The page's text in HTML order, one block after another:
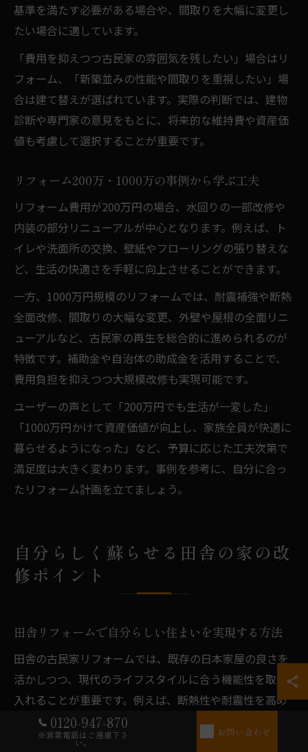
基準を満たす必要がある場合や、間取りを大幅に変更し
たい場合に適しています。
「費用を抑えつつ古民家の雰囲気を残したい」場合はリ
フォーム、「新築並みの性能や間取りを重視したい」場
合は建て替えが選ばれています。実際の判断では、建物
診断や専門家の意見をもとに、将来的な維持費や資産価
値も考慮して選択することが重要です。
リフォーム200万・1000万の事例から学ぶ工夫
リフォーム費用が200万円の場合、水回りの一部改修や
内装の部分リニューアルが中心となります。例えば、ト
イレや洗面所の交換、壁紙やフローリングの張り替えな
ど、生活の快適さを手軽に向上させることができます。
一方、1000万円規模のリフォームでは、耐震補強や断熱
全面改修、間取りの大幅な変更、外壁や屋根の全面リニ
ューアルなど、古民家の再生を総合的に進められるのが
特徴です。補助金や自治体の助成金を活用することで、
費用負担を抑えつつ大規模改修も実現可能です。
ユーザーの声として「200万円でも生活が一変した」
「1000万円かけて資産価値が向上し、家族全員が快適に
暮らせるようになった」など、予算に応じた工夫次第で
満足度は大きく変わります。事例を参考に、自分に合っ
たリフォーム計画を立てましょう。
自分らしく蘇らせる田舎の家の改
修ポイント
田舎リフォームで自分らしい住まいを実現する方法
田舎の古民家リフォームでは、既存の日本家屋の良さを
活かしつつ、現代のライフスタイルに合う機能性を取り
入れることが重要です。例えば、断熱性や耐震性を高め
る工事、水回り設備の刷新などが挙げられます。これら
は住みやすさを大きく向上させる要素であり、費用対効
0120-947-870
※営業電話はご遠慮下さ
い。
お問い合わせ